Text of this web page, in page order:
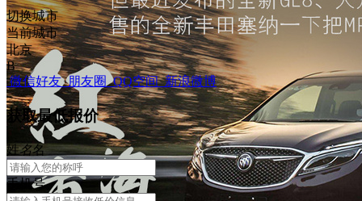
切换城市
当前城市
北京
B
微信好友 朋友圈 QQ空间 新浪微博
获取最低报价
姓名名
手机号